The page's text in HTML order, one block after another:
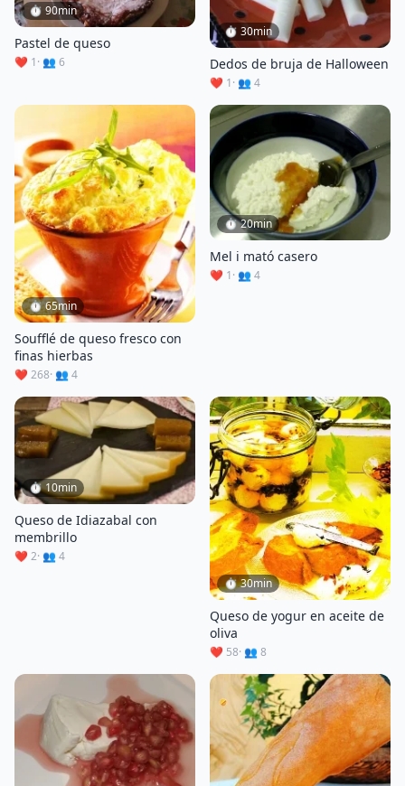
⏱ 90min
Pastel de queso
❤️ 1· 👥 6
⏱ 30min
Dedos de bruja de Halloween
❤️ 1· 👥 4
⏱ 65min
Soufflé de queso fresco con
finas hierbas
❤️ 268· 👥 4
⏱ 20min
Mel i mató casero
❤️ 1· 👥 4
⏱ 10min
Queso de Idiazabal con
membrillo
❤️ 2· 👥 4
⏱ 30min
Queso de yogur en aceite de
oliva
❤️ 58· 👥 8